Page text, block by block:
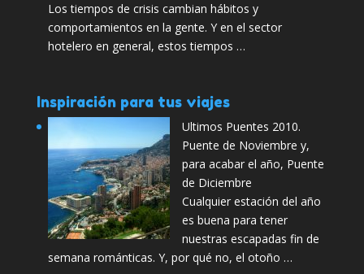
Los tiempos de crisis cambian hábitos y
comportamientos en la gente. Y en el sector
hotelero en general, estos tiempos …
Inspiración para tus viajes
Ultimos Puentes 2010.
Puente de Noviembre y,
para acabar el año, Puente
de Diciembre
Cualquier estación del año
es buena para tener
nuestras escapadas fin de
semana románticas. Y, por qué no, el otoño …